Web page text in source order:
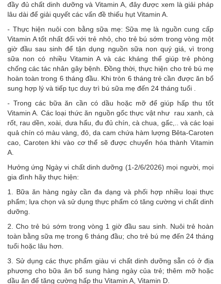
đầy đủ chất dinh dưỡng và Vitamin A, đây được xem là giải pháp
lâu dài để giải quyết các vấn đề thiếu hụt Vitamin A.
- Thực hiện nuôi con bằng sữa mẹ: Sữa mẹ là nguồn cung cấp
Vitamin A tốt nhất đối với trẻ nhỏ, cho trẻ bú sớm trong vòng một
giờ đầu sau sinh để tận dụng nguồn sữa non quý giá, vì trong
sữa non có nhiều Vitamin A và các kháng thể giúp trẻ phòng
chống các tác nhân gây bệnh. Đồng thời, thực hiện cho trẻ bú mẹ
hoàn toàn trong 6 tháng đầu. Khi tròn 6 tháng trẻ cần được ăn bổ
sung hợp lý và tiếp tục duy trì bú sữa mẹ đến 24 tháng tuổi .
- Trong các bữa ăn cần có dầu hoặc mỡ để giúp hấp thu tốt
Vitamin A. Các loại thức ăn nguồn gốc thực vật như rau xanh, cà
rốt, rau dền, xoài, dưa hấu, đu đủ chín, cà chua, gấc,.. và các loại
quả chín có màu vàng, đỏ, da cam chứa hàm lượng Bêta-Caroten
cao, Caroten khi vào cơ thể sẽ được chuyển hóa thành Vitamin
A.
Hưởng ứng Ngày vi chất dinh dưỡng (1-2/6/2026) mọi người, mọi
gia đình hãy thực hiện:
1. Bữa ăn hàng ngày cần đa dạng và phối hợp nhiều loại thực
phẩm; lựa chọn và sử dụng thực phẩm có tăng cường vi chất dinh
dưỡng.
2. Cho trẻ bú sớm trong vòng 1 giờ đầu sau sinh. Nuôi trẻ hoàn
toàn bằng sữa mẹ trong 6 tháng đầu; cho trẻ bú mẹ đến 24 tháng
tuổi hoặc lâu hơn.
3. Sử dụng các thực phẩm giàu vi chất dinh dưỡng sẵn có ở địa
phương cho bữa ăn bổ sung hàng ngày của trẻ; thêm mỡ hoặc
dầu ăn để tăng cường hấp thu Vitamin A, Vitamin D.